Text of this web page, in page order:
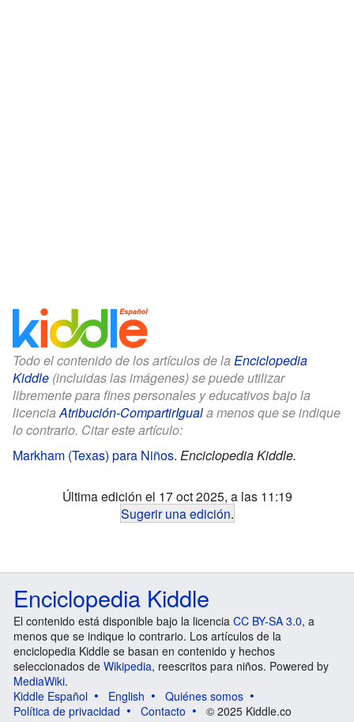
Todo el contenido de los artículos de la Enciclopedia
Kiddle (incluidas las imágenes) se puede utilizar
libremente para fines personales y educativos bajo la
licenciaAtribución-CompartirIguala menos que se indique
lo contrario. Citar este artículo:
Markham (Texas) para Niños. Enciclopedia Kiddle.
Última edición el 17 oct 2025, a las 11:19
Sugerir una edición.
Enciclopedia Kiddle
El contenido está disponible bajo la licencia CC BY-SA 3.0, a
menos que se indique lo contrario. Los artículos de la
enciclopedia Kiddle se basan en contenido y hechos
seleccionados de Wikipedia, reescritos para niños. Powered by
MediaWiki.
Kiddle Español
English
Quiénes somos
Política de privacidad
Contacto © 2025 Kiddle.co